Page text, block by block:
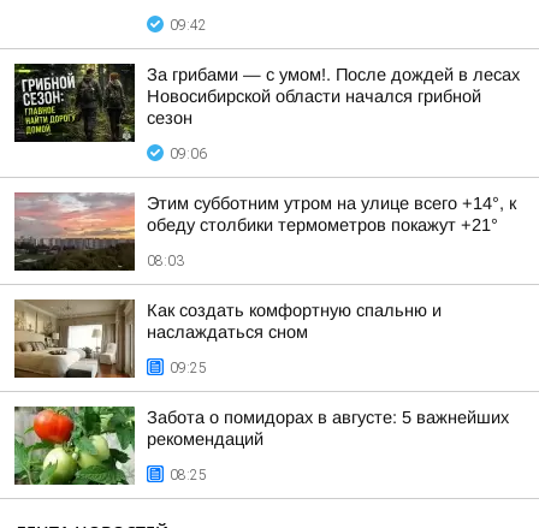
09:42
За грибами — с умом!. После дождей в лесах
Новосибирской области начался грибной
сезон
09:06
Этим субботним утром на улице всего +14°, к
обеду столбики термометров покажут +21°
08:03
Как создать комфортную спальню и
наслаждаться сном
09:25
Забота о помидорах в августе: 5 важнейших
рекомендаций
08:25